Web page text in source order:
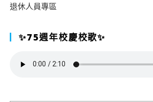
退休人員專區
✨75週年校慶校歌✨